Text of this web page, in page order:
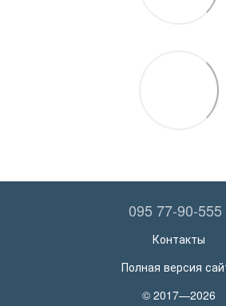
095 77-90-555
Контакты
Полная версия
© 2017—2026